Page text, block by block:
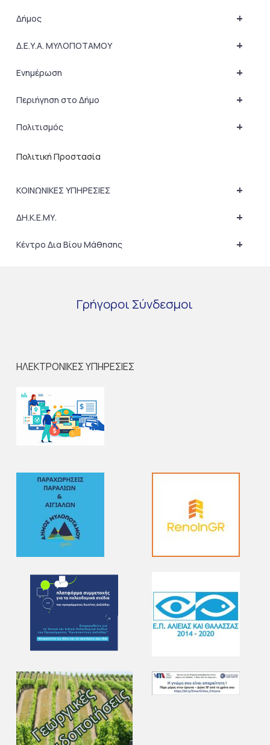
+
Δήμος
+
Δ.Ε.Υ.Α. ΜΥΛΟΠΟΤΑΜΟΥ
+
Ενημέρωση
+
Περιήγηση στο Δήμο
+
Πολιτισμός
Πολιτική Προστασία
+
ΚΟΙΝΩΝΙΚΕΣ ΥΠΗΡΕΣΙΕΣ
+
ΔΗ.Κ.Ε.ΜΥ.
+
Κέντρο Δια Βίου Μάθησης
Γρήγοροι Σύνδεσμοι
ΗΛΕΚΤΡΟΝΙΚΕΣ ΥΠΗΡΕΣΙΕΣ